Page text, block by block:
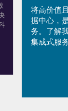
将高价值
据中心，
务。了解
集成式服